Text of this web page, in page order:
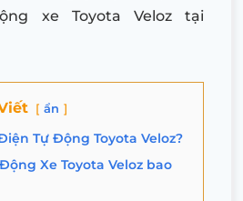
xe Toyota Veloz tại
ẩn
Tự Động Toyota Veloz?
Xe Toyota Veloz bao